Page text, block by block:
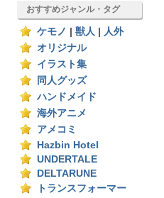
おすすめジャンル・タグ
ケモノ 獣人
人外
オリジナル
イラスト集
同人グッズ
ハンドメイド
海外アニメ
アメコミ
Hazbin Hotel
UNDERTALE
DELTARUNE
トランスフォーマー